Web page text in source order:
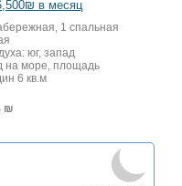
в месяц
1 спальная
юг, запад
на море, площадь
6 кв.м
₪